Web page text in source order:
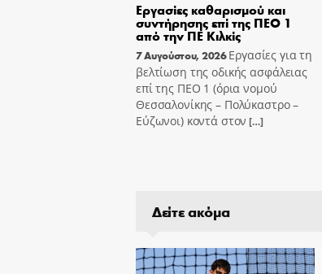
Εργασίες καθαρισμού και
συντήρησης επί της ΠΕΟ 1
από την ΠΕ Κιλκίς
7 Αυγούστου, 2026Εργασίες για τη
βελτίωση της οδικής ασφάλειας
επί της ΠΕΟ 1 (όρια νομού
Θεσσαλονίκης – Πολύκαστρο –
Εύζωνοι) κοντά στον […]
Δείτε ακόμα